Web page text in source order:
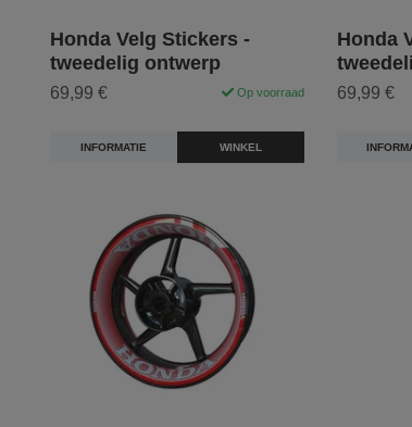
Honda Velg Stickers -
tweedelig ontwerp
69,99 € Op voorraad
INFORMATIE WINKEL
Honda
69,99 €